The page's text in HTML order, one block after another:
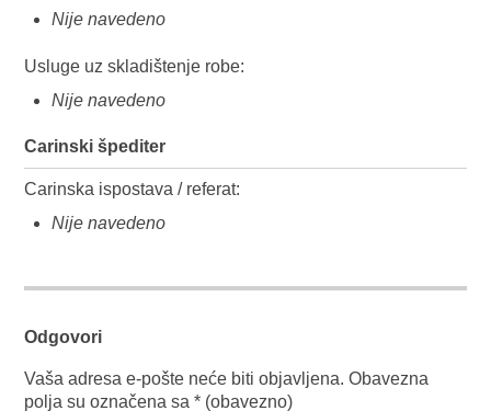
Nije navedeno
Usluge uz skladištenje robe:
Nije navedeno
Carinski špediter
Carinska ispostava / referat:
Nije navedeno
Odgovori
Vaša adresa e-pošte neće biti objavljena. Obavezna
polja su označena sa* (obavezno)